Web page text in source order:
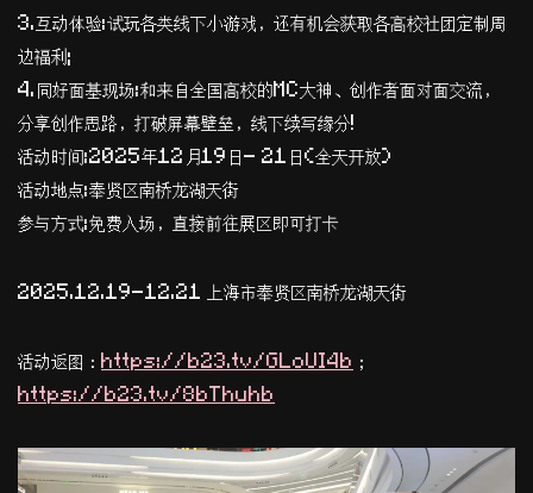
​3.互动体验:试玩各类线下小游戏，还有机会获取各高校社团定制周
边福利;
​4.同好面基现场:和来自全国高校的MC大神、创作者面对面交流，
分享创作思路，打破屏幕壁垒，线下续写缘分!
​活动时间:2025年12月19日- 21日(全天开放)
​活动地点:奉贤区南桥龙湖天街
​参与方式:免费入场，直接前往展区即可打卡
2025.12.19-12.21 上海市奉贤区南桥龙湖天街
活动返图： https://b23.tv/GLoUI4b ；
https://b23.tv/8bThuhb